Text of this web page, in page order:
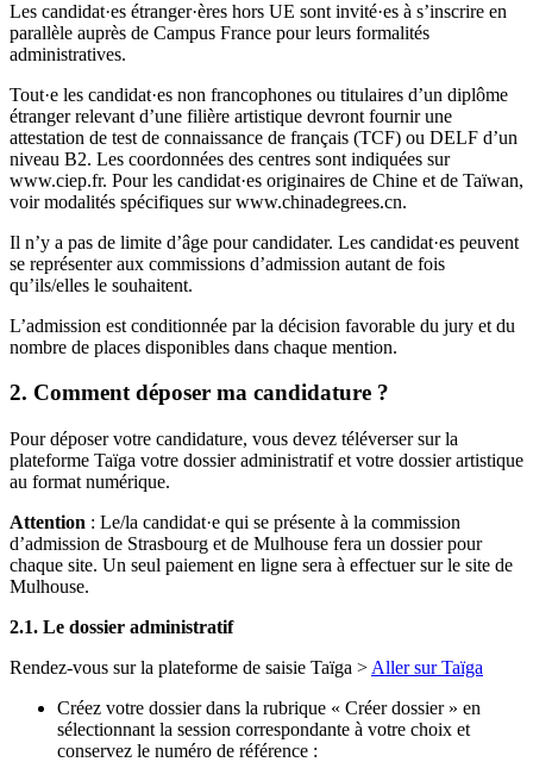
Les candidat·es étranger·ères hors UE sont invité·es à s’inscrire en
parallèle auprès de Campus France pour leurs formalités
administratives.
Tout·e les candidat·es non francophones ou titulaires dʼun diplôme
étranger relevant dʼune filière artistique devront fournir une
attestation de test de connaissance de français (TCF) ou DELF dʼun
niveau B2. Les coordonnées des centres sont indiquées sur
www.ciep.fr. Pour les candidat·es originaires de Chine et de Taïwan,
voir modalités spécifiques sur www.chinadegrees.cn.
Il n’y a pas de limite d’âge pour candidater. Les candidat·es peuvent
se représenter aux commissions d’admission autant de fois
qu’ils/elles le souhaitent.
L’admission est conditionnée par la décision favorable du jury et du
nombre de places disponibles dans chaque mention.
2. Comment déposer ma candidature ?
Pour déposer votre candidature, vous devez téléverser sur la
plateforme Taïga votre dossier administratif et votre dossier artistique
au format numérique.
Attention : Le/la candidat·e qui se présente à la commission
dʼadmission de Strasbourg et de Mulhouse fera un dossier pour
chaque site. Un seul paiement en ligne sera à effectuer sur le site de
Mulhouse.
2.1. Le dossier administratif
Rendez-vous sur la plateforme de saisie Taïga > Aller sur Taïga
Créez votre dossier dans la rubrique « Créer dossier » en
sélectionnant la session correspondante à votre choix et
conservez le numéro de référence :